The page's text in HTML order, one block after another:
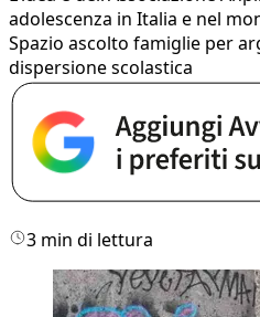
adolescenza in Italia e nel
Spazio ascolto famiglie per
dispersione scolastica
3 min di lettura